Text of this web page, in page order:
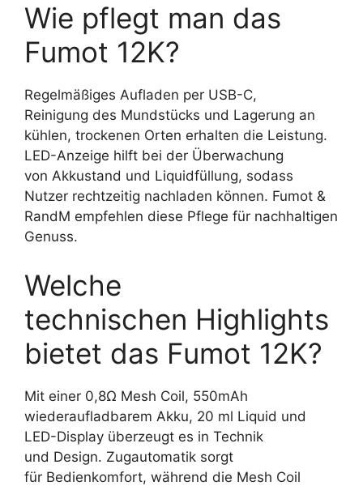
Wie pflegt man das
Fumot 12K?
Regelmäßiges Aufladen per USB-C,
Reinigung des Mundstücks und Lagerung an
kühlen, trockenen Orten erhalten die Leistung.
LED-Anzeige hilft bei der Überwachung
von Akkustand und Liquidfüllung, sodass
Nutzer rechtzeitig nachladen können. Fumot &
RandM empfehlen diese Pflege für nachhaltigen
Genuss.
Welche
technischen Highlights
bietet das Fumot 12K?
Mit einer 0,8Ω Mesh Coil, 550mAh
wiederaufladbarem Akku, 20 ml Liquid und
LED-Display überzeugt es in Technik
und Design. Zugautomatik sorgt
für Bedienkomfort, während die Mesh Coil